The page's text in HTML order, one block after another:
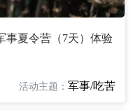
事夏令营（7天）体验
活动主题： 军事/吃苦